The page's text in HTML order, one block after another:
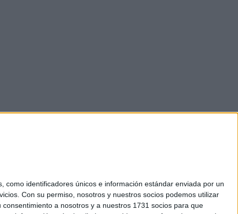
identificadores únicos e información estándar enviada por un
Con su permiso, nosotros y nuestros socios podemos utilizar
a nosotros y a nuestros 1731 socios para que
+34 91 593 2767